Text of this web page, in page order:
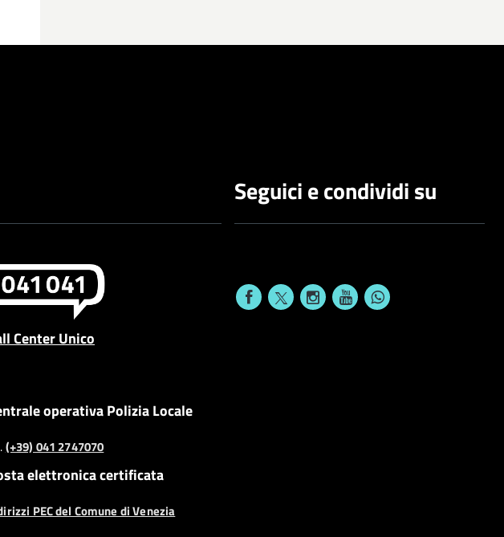
Center Unico
operativa Polizia Locale
(+39) 041 2747070
elettronica certificata
PEC del Comune di Venezia
Seguici e condividi su